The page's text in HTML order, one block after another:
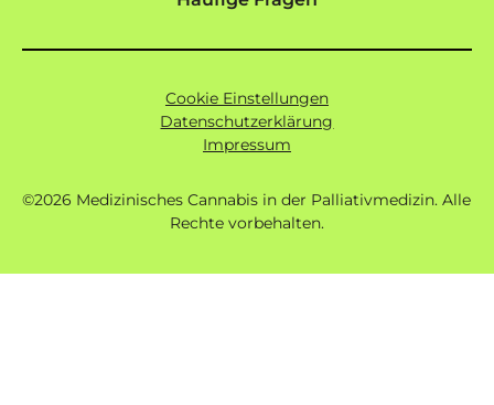
©2026 Medizinisches Cannabis in der Palliativmedizin. Alle
Rechte vorbehalten.
Cookie Einstellungen
Datenschutzerklärung
Impressum